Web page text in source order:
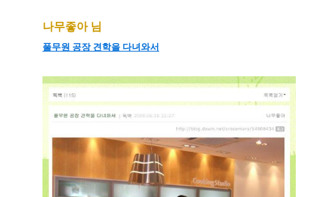
나무좋아 님
풀무원 공장 견학을 다녀와서